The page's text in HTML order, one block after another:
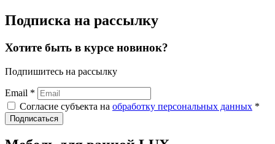
Подписка на рассылку
Хотите быть в курсе новинок?
Подпишитесь на рассылку
Email *
Согласие субъекта на обработку персональных данных *
Подписаться